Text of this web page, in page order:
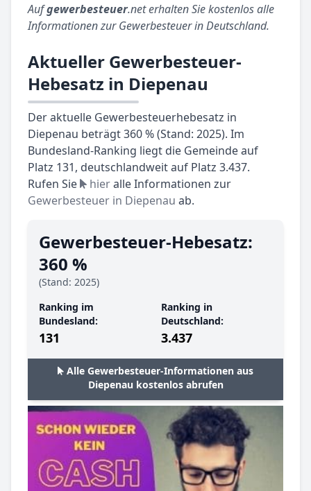
Aufgewerbesteuer.net erhalten Sie kostenlos alle
Informationen zur Gewerbesteuer in Deutschland.
Aktueller Gewerbesteuer-
Hebesatz in Diepenau
Der aktuelle Gewerbesteuerhebesatz in
Diepenau beträgt 360 % (Stand: 2025). Im
Bundesland-Ranking liegt die Gemeinde auf
Platz 131, deutschlandweit auf Platz 3.437.
Rufen Sie
hieralle Informationen zur
Gewerbesteuer in Diepenau ab.
Gewerbesteuer-Hebesatz:
360 %
(Stand: 2025)
Ranking im
Bundesland:
131
Ranking in
Deutschland:
3.437
Alle Gewerbesteuer-Informationen aus
Diepenau kostenlos abrufen